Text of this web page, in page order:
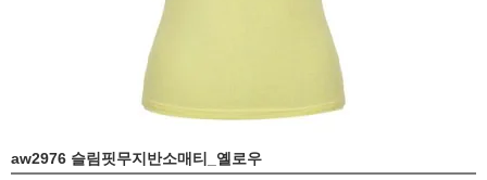
aw2976 슬림핏무지반소매티_옐로우